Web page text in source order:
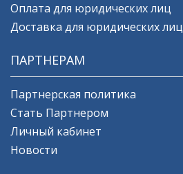
Оплата для юридических лиц
Доставка для юридических лиц
ПАРТНЕРАМ
Партнерская политика
Стать Партнером
Личный кабинет
Новости